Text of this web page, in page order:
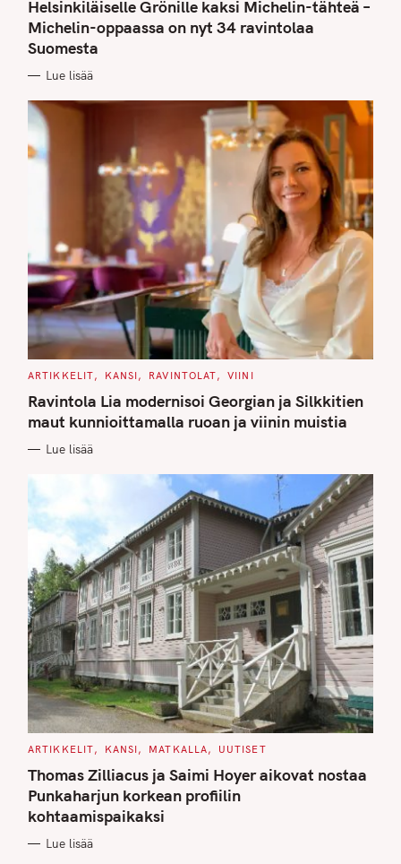
E
G
O
R
I
S
Helsinkiläiselle Grönille kaksi Michelin-tähteä –
Michelin-oppaassa on nyt 34 ravintolaa
Suomesta
Lue lisää
C
T
E
G
O
I
ARTIKKELIT KANSI RAVINTOLAT VIINI
Ravintola Lia modernisoi Georgian ja Silkkitien
maut kunnioittamalla ruoan ja viinin muistia
Lue lisää
C
T
E
G
O
R
I
S
ARTIKKELIT KANSI MATKALLA UUTISET
Thomas Zilliacus ja Saimi Hoyer aikovat nostaa
Punkaharjun korkean profiilin
kohtaamispaikaksi
Lue lisää